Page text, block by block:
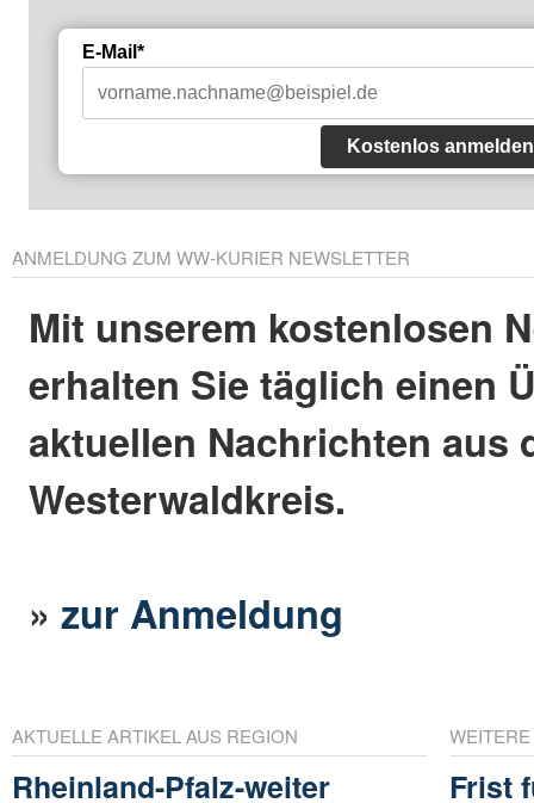
E-Mail*
Kostenlos anmelden
ANMELDUNG ZUM WW-KURIER NEWSLETTER
Mit unserem kostenlosen
erhalten Sie täglich einen
aktuellen Nachrichten aus
Westerwaldkreis.
»zur Anmeldung
AKTUELLE ARTIKEL AUS REGION
Rheinland-Pfalz-weiter
Frist